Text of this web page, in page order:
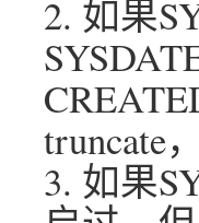
2. 如果
truncate
3. 如果